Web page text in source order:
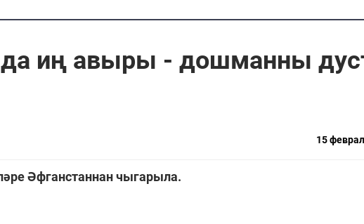
иң авыры - дошманны
15
Әфганстаннан чыгарыла.